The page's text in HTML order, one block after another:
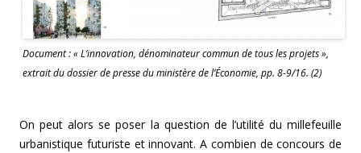
Document : « L’innovation, dénominateur commun de tous les projets »,
extrait du dossier de presse du ministère de l’Économie, pp. 8-9/16. (2)
On peut alors se poser la question de l’utilité du millefeuille
urbanistique futuriste et innovant. A combien de concours de